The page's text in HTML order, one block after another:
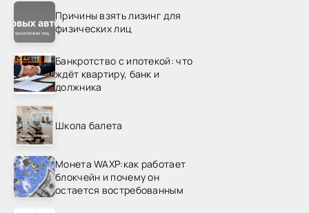
Причины взять лизинг для
физических лиц
Банкротство с ипотекой: что
ждёт квартиру, банк и
должника
Школа балета
Монета WAXP:как работает
блокчейн и почему он
остается востребованным